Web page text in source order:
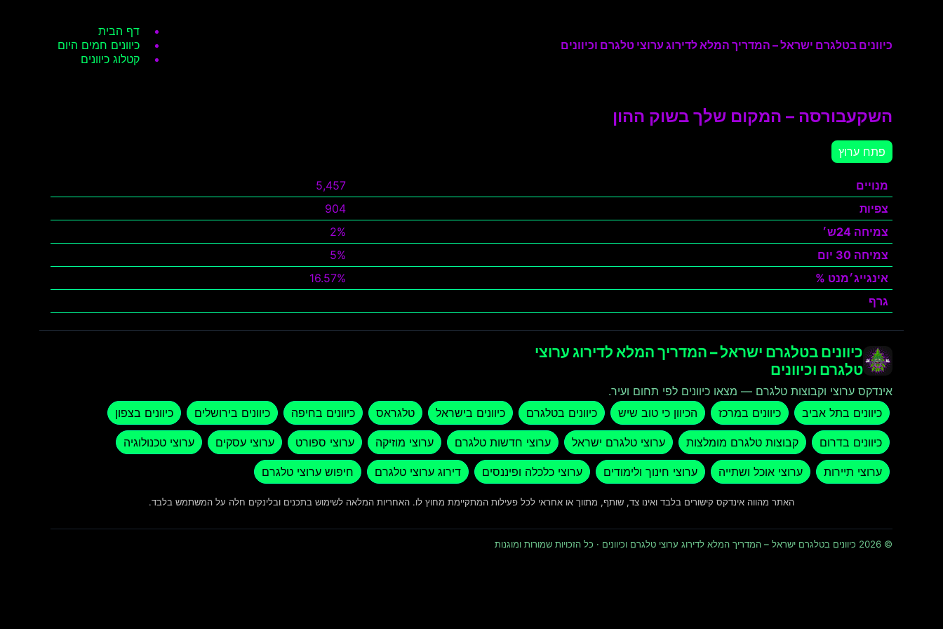
כיוונים בטלגרם ישראל – המדריך המלא לדירוג ערוצי טלגרם וכיוונים
דף הבית
כיוונים חמים היום
קטלוג כיוונים
השקעבורסה – המקום שלך בשוק ההון ️
פתח ערוץ
מנויים
5,457
צפיות
904
צמיחה 24ש׳
2%
צמיחה 30 יום
5%
אינגייג׳מנט %
16.57%
גרף
כיוונים בטלגרם ישראל – המדריך המלא לדירוג ערוצי
טלגרם וכיוונים
אינדקס ערוצי וקבוצות טלגרם — מצאו כיוונים לפי תחום ועיר.
כיוונים בתל אביב
כיוונים במרכז הכיוון כי טוב שיש כיוונים בטלגרם כיוונים בישראל טלגראס כיוונים בחיפה כיוונים בירושלים כיוונים בצפון
כיוונים בדרום קבוצות טלגרם מומלצות ערוצי טלגרם ישראל ערוצי חדשות טלגרם ערוצי מוזיקה ערוצי ספורט ערוצי עסקים ערוצי טכנולוגיה
ערוצי תיירות ערוצי אוכל ושתייה ערוצי חינוך ולימודים ערוצי כלכלה ופיננסים דירוג ערוצי טלגרם חיפוש ערוצי טלגרם
האתר מהווה אינדקס קישורים בלבד ואינו צד, שותף, מתווך או אחראי לכל פעילות המתקיימת מחוץ לו. האחריות המלאה לשימוש בתכנים ובלינקים חלה על המשתמש בלבד.
© 2026 כיוונים בטלגרם ישראל – המדריך המלא לדירוג ערוצי טלגרם וכיוונים · כל הזכויות שמורות ומוגנות